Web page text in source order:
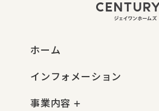
ホーム
インフォメーション
事業内容